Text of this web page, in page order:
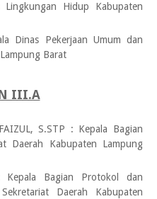
Lingkungan Hidup Kabupaten
Dinas Pekerjaan Umum dan
Barat
III.A
S.STP : Kepala Bagian
Daerah Kabupaten Lampung
Kepala Bagian Protokol dan
Daerah Kabupaten